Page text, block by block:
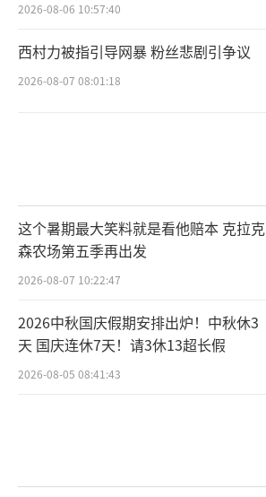
2026-08-06 10:57:40
西村力被指引导网暴 粉丝悲剧引争议
2026-08-07 08:01:18
这个暑期最大笑料就是看他赔本 克拉克
森农场第五季再出发
2026-08-07 10:22:47
2026中秋国庆假期安排出炉！中秋休3
天 国庆连休7天！请3休13超长假
2026-08-05 08:41:43